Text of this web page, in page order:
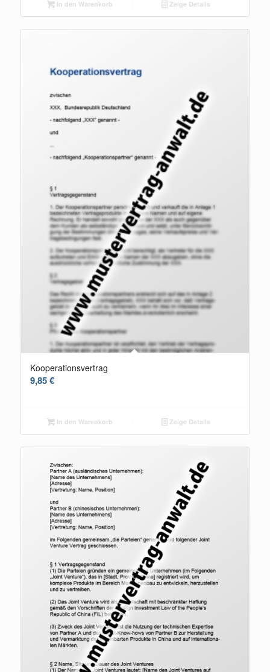
In den Warenkorb Zeige Details
Kooperationsvertrag
9,85€
In den Warenkorb Zeige Details